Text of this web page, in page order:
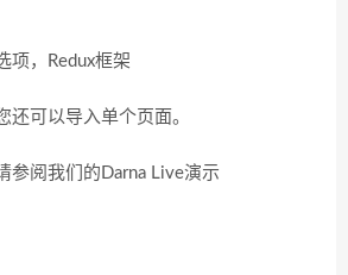
项，Redux框架
还可以导入单个页面。
参阅我们的Darna Live演示